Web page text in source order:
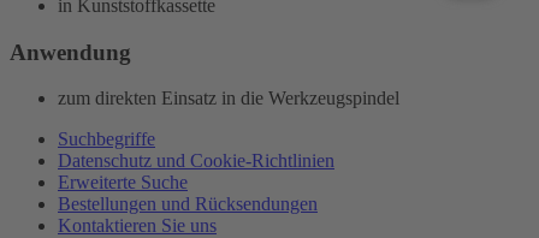
in Kunststoffkassette
Anwendung
zum direkten Einsatz in die Werkzeugspindel
Suchbegriffe
Datenschutz und Cookie-Richtlinien
Erweiterte Suche
Bestellungen und Rücksendungen
Kontaktieren Sie uns